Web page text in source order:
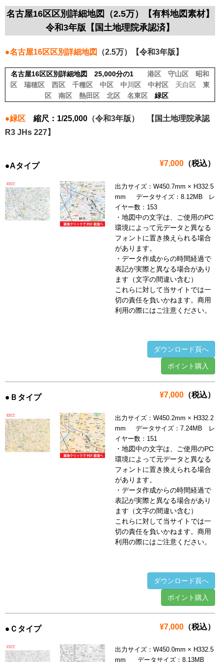
名古屋16区区別詳細地図（2.5万）【有料地図素材】
令和3年版【国土地理院承認済】
●名古屋16区区別詳細地図 （2.5万）【令和3年版】
名古屋16区区別詳細地図 25,000分の1 港区 守山区
昭和
区
瑞穂区 西区 千種区 中区 中川区 中村区 天白区
東
区
南区 熱田区 北区 名東区 緑区
●緑区 縮尺：1/25,000 （令和3年版） 【国土地理院承認
R3 JHs 227】
¥7,000 （税込）
●Aタイプ
出力サイズ：W450.7mm × H332.5
mm データサイズ：8.12MB レ
イヤー数：153
・地図中の文字は、ご使用のPC
環境によって元データと異なる
フォントに置き換えられる場合
があります。
・データ作成からの時間経過で
表記が実際と異なる場合があり
ます（文字の間違い含む）
これらに対して当サイトでは一
切の責任を負いかねます。商用
利用の際にはご注意ください。
ダウンロード頁へ
ポイント購入
¥7,000 （税込）
●Ｂタイプ
出力サイズ：W450.2mm × H332.2
mm データサイズ：7.24MB レ
イヤー数：151
・地図中の文字は、ご使用のPC
環境によって元データと異なる
フォントに置き換えられる場合
があります。
・データ作成からの時間経過で
表記が実際と異なる場合があり
ます（文字の間違い含む）
これらに対して当サイトでは一
切の責任を負いかねます。商用
利用の際にはご注意ください。
ダウンロード頁へ
ポイント購入
¥7,000 （税込）
●Ｃタイプ
出力サイズ：W450.0mm × H332.5
mm データサイズ：8.13MB